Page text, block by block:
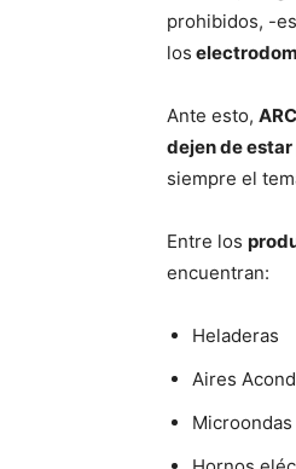
prohibidos, -
los
Ante esto,
dejen de
siempre el
Entre los
encuentran:
Heladeras
Aires
Microondas